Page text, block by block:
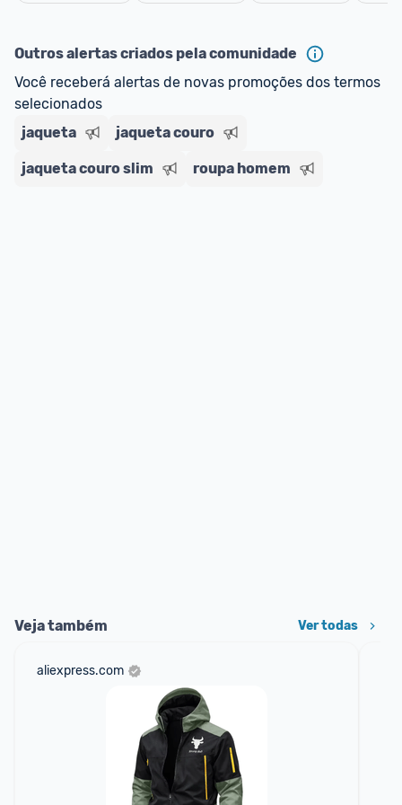
E lembre-se: você sempre pode contar ajuda da
comunidade para tirar dúvidas ou acionar os
nossos Admins marcando
comentário ou através do Fale com o Promobit.
Outros alertas criados pela comunidade
Você receberá alertas de novas promoções dos termos
selecionados
jaqueta
jaqueta couro
jaqueta couro slim roupa homem
Veja também Ver todas
aliexpress.com